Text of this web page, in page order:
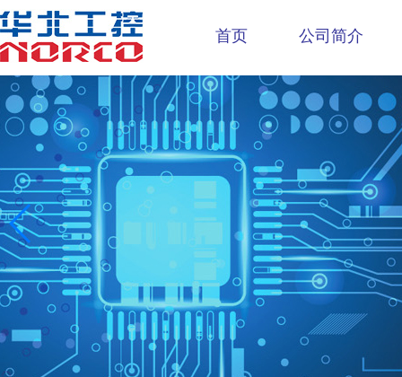
首页 公司简介